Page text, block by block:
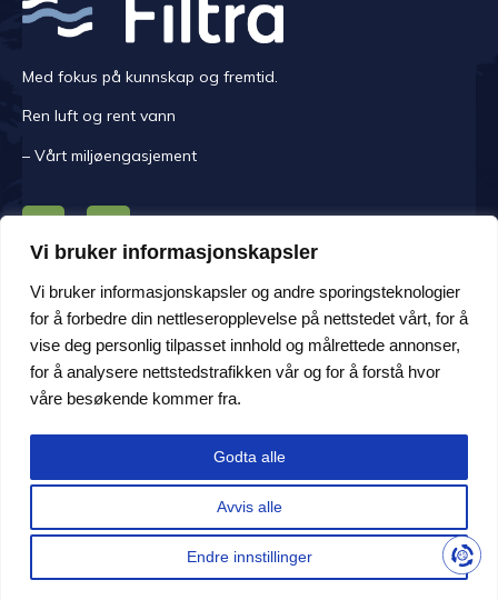
Vi bruker informasjonskapsler
Vi bruker informasjonskapsler og andre sporingsteknologier
for å forbedre din nettleseropplevelse på nettstedet vårt, for å
vise deg personlig tilpasset innhold og målrettede annonser,
for å analysere nettstedstrafikken vår og for å forstå hvor
våre besøkende kommer fra.
Godta alle
Avvis alle
Endre innstillinger
NORSK BOKMÅL
Med fokus på kunnskap og fremtid.
Ren luft og rent vann
– Vårt miljøengasjement
KONTAKT OSS
Mandag -fredag kl. 08.00-16.00.
Adresse Håem Næringsområde 108, 6260 Skodje
Personvern
+47 70 27 36 80
Copyright © 2021 All rights reserved.